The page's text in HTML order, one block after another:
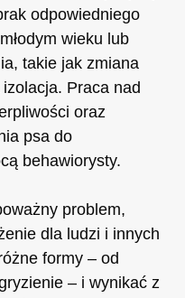
odpowiedniego
wieku lub
takie jak zmiana
izolacja. Praca nad
oraz
psa do
behawiorysty.
problem,
dla ludzi i innych
formy – od
– i wynikać z